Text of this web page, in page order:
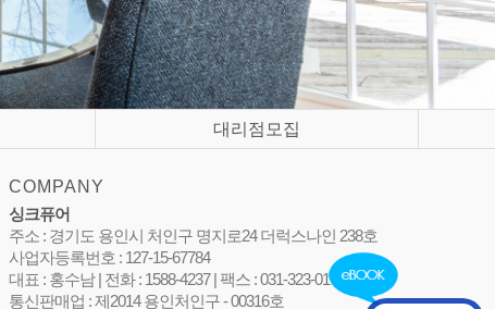
대리점모집
COMPANY
싱크퓨어
주소 : 경기도 용인시 처인구 명지로24 더럭스나인 238호
사업자등록번호 : 127-15-67784
대표 : 홍수남 | 전화 : 1588-4237 | 팩스 : 031-323-0105
통신판매업 : 제2014 용인처인구 - 00316호